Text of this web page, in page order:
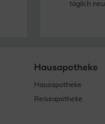
täglich
Hausapotheke
Hausapotheke
Reiseapotheke